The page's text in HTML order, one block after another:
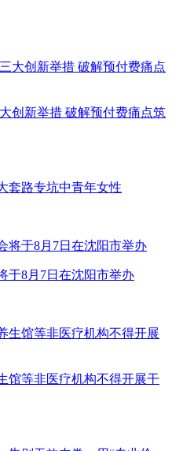
创新举措 破解预付费痛点筑
套路专坑中青年女性
于8月7日在沈阳市举办
馆等非医疗机构不得开展干